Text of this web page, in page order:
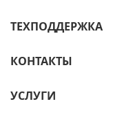
ТЕХПОДДЕРЖКА
КОНТАКТЫ
УСЛУГИ